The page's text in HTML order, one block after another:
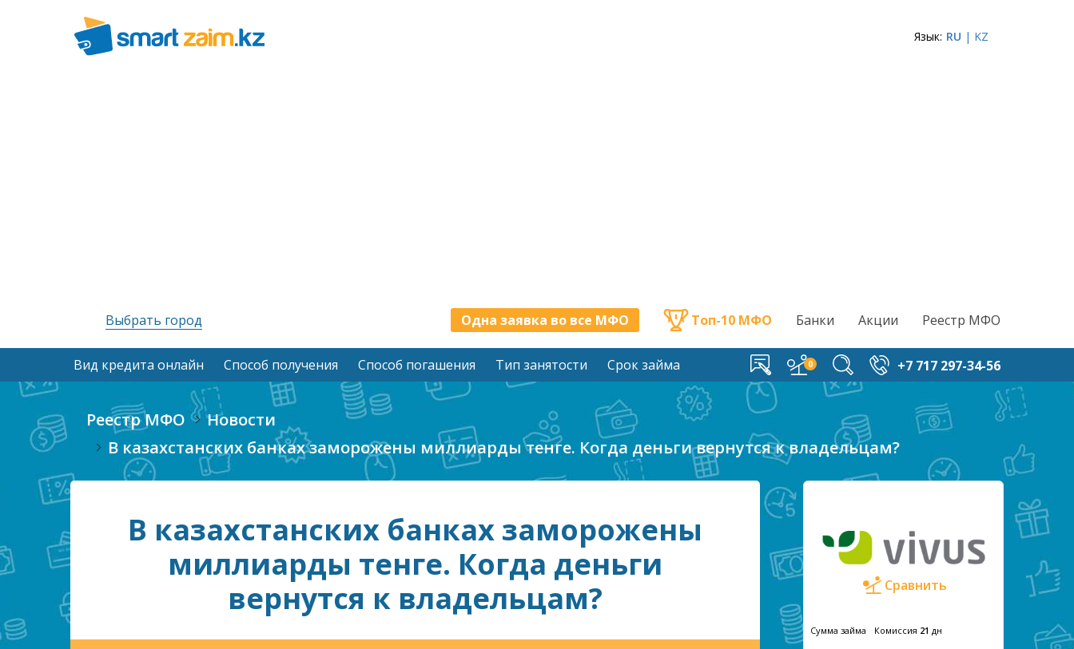
Язык: RU | KZ
Выбрать город Одна заявка во все МФО Топ-10 МФО Банки Акции Реестр МФО
Вид кредита онлайн Способ получения Способ погашения Тип занятости Срок займа +7 717 297-34-56
Реестр МФО
Новости
В казахстанских банках заморожены миллиарды тенге. Когда деньги вернутся к владельцам?
В казахстанских банках заморожены
миллиарды тенге. Когда деньги
вернутся к владельцам?
Сравнить
Сумма займа Комиссия 21 дн